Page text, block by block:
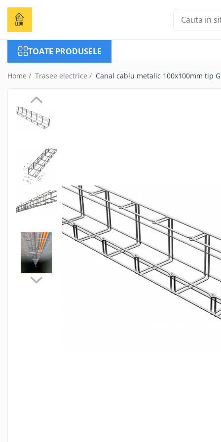
Toate Produsele
Becuri
Becuri LED
Tuburi LED
Tablouri electrice
Tablouri metalice
Dulapuri metalice
Tablouri organizare de santier
Accesorii tablouri electrice
Aparataj tablouri electrice
Sigurante automate
Sigurante fuzibile
Contactoare si relee
Intrerupatoare pentru tablouri
electrice
Alte aparataje
TOATE PRODUSELE
Home / Trasee electrice / Canal cablu metalic 100x100mm tip